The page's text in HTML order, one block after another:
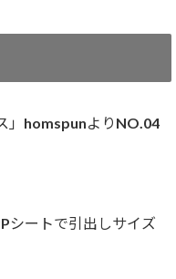
」homspunよりNO.04
シートで引出しサイズ